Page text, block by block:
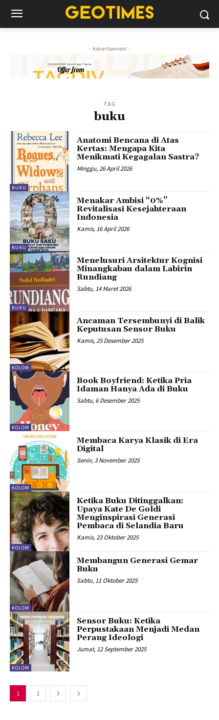
- Advertisement -
TAG
buku
BUKU
Anatomi Bencana di Atas
Kertas: Mengapa Kita
Menikmati Kegagalan Sastra?
Minggu, 26 April 2026
BUKU
Menakar Ambisi “0%”
Revitalisasi Kesejahteraan
Indonesia
Kamis, 16 April 2026
BUKU
Menelusuri Arsitektur Kognisi
Minangkabau dalam Labirin
Rundiang
Sabtu, 14 Maret 2026
KOLOM
Ancaman Tersembunyi di Balik
Keputusan Sensor Buku
Kamis, 25 Desember 2025
KOLOM
Book Boyfriend: Ketika Pria
Idaman Hanya Ada di Buku
Sabtu, 6 Desember 2025
KOLOM
Membaca Karya Klasik di Era
Digital
Senin, 3 November 2025
KOLOM
Ketika Buku Ditinggalkan:
Upaya Kate De Goldi
Menginspirasi Generasi
Pembaca di Selandia Baru
Kamis, 23 Oktober 2025
KOLOM
Membangun Generasi Gemar
Buku
Sabtu, 11 Oktober 2025
KOLOM
Sensor Buku: Ketika
Perpustakaan Menjadi Medan
Perang Ideologi
Jumat, 12 September 2025
1 2 3